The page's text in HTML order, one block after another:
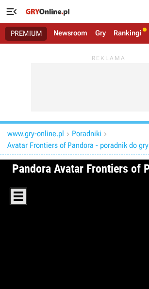

PREMIUM Newsroom Gry Rankingi
www.gry-online.pl  Poradniki 
Avatar Frontiers of Pandora - poradnik do gry